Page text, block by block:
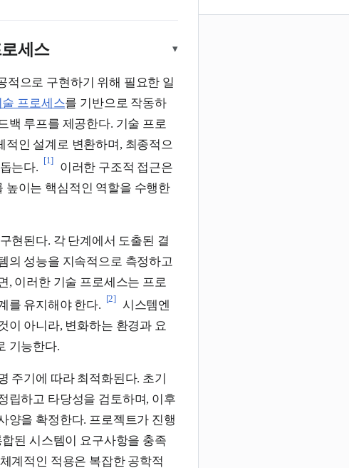
세스 ▾
적으로 구현하기 위해 필요한 일
프로세스를 기반으로 작동하
백 루프를 제공한다. 기술 프로
인 설계로 변환하며, 최종적으
는다.
[1]
이러한 구조적 접근은
높이는 핵심적인 역할을 수행한
현된다. 각 단계에서 도출된 결
의 성능을 지속적으로 측정하고
, 이러한 기술 프로세스는 프로
를 유지해야 한다.
[2]
시스템엔
이 아니라, 변화하는 환경과 요
기능한다.
주기에 따라 최적화된다. 초기
립하고 타당성을 검토하며, 이후
양을 확정한다. 프로젝트가 진행
된 시스템이 요구사항을 충족
계적인 적용은 복잡한 공학적